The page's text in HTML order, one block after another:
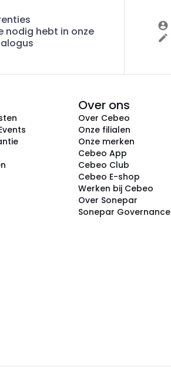
nodig hebt in onze
Over ons
Over Cebeo
Onze filialen
Onze merken
Cebeo App
Cebeo Club
Cebeo E-shop
Werken bij Cebeo
Over Sonepar
Sonepar Governance